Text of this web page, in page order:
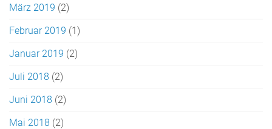
März 2019 (2)
Februar 2019 (1)
Januar 2019 (2)
Juli 2018 (2)
Juni 2018 (2)
Mai 2018 (2)